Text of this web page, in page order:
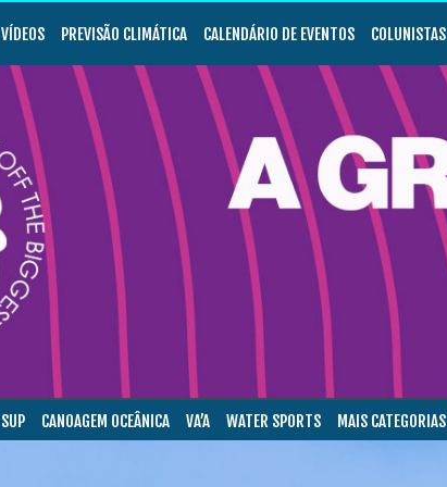
VÍDEOS PREVISÃO CLIMÁTICA CALENDÁRIO DE EVENTOS COLUNISTAS
SUP CANOAGEM OCEÂNICA VA’A WATER SPORTS MAIS CATEGORIAS